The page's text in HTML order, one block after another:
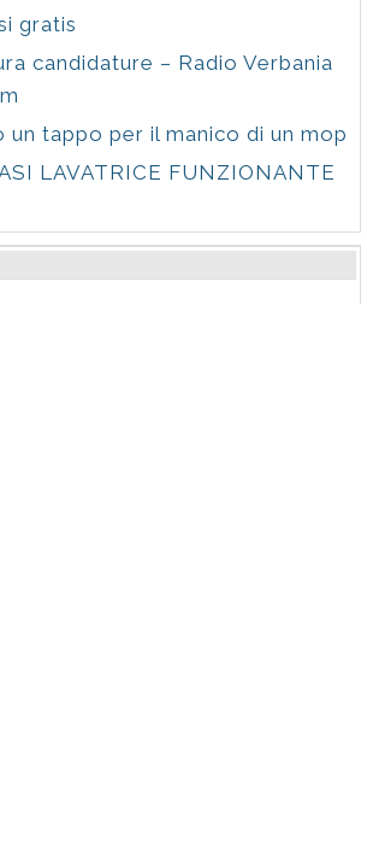
gratis
candidature – Radio Verbania
un tappo per il manico di un mop
LAVATRICE FUNZIONANTE